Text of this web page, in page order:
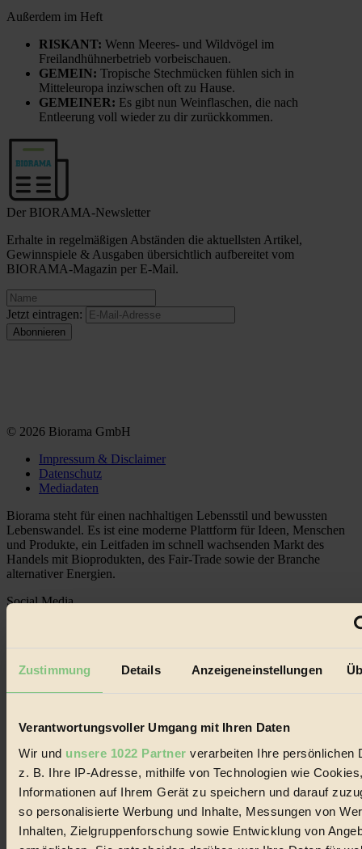
Zustimmung Details Anzeigeneinstellungen
Verantwortungsvoller Umgang mit Ihren Daten
Wir und unsere 1022 Partner verarbeiten Ihre persönlichen
z. B. Ihre IP-Adresse, mithilfe von Technologien wie
Informationen auf Ihrem Gerät zu speichern und darauf
so personalisierte Werbung und Inhalte, Messungen von
Inhalten, Zielgruppenforschung sowie Entwicklung von
Außerdem im Heft
RISKANT: Wenn Meeres- und Wildvögel im
Freilandhühnerbetrieb vorbeischauen.
GEMEIN: Tropische Stechmücken fühlen sich in
Mitteleuropa inziwschen oft zu Hause.
GEMEINER: Es gibt nun Weinflaschen, die nach
Entleerung voll wieder zu dir zurückkommen.
Der BIORAMA-Newsletter
Erhalte in regelmäßigen Abständen die aktuellsten Artikel,
Gewinnspiele & Ausgaben übersichtlich aufbereitet vom
BIORAMA-Magazin per E-Mail.
Jetzt eintragen:
© 2026 Biorama GmbH
Impressum & Disclaimer
Datenschutz
Mediadaten
Biorama steht für einen nachhaltigen Lebensstil und bewussten
Lebenswandel. Es ist eine moderne Plattform für Ideen, Menschen
und Produkte, ein Leitfaden im schnell wachsenden Markt des
Handels mit Bioprodukten, des Fair-Trade sowie der Branche
alternativer Energien.
Social Media
Folge uns auf Instagram
Nachhaltigkeit
Vegan